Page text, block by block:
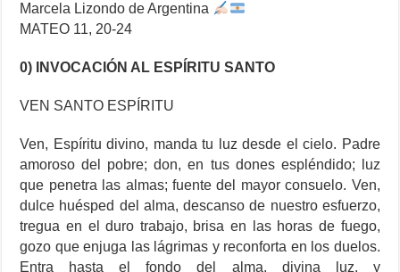
Marcela Lizondo de Argentina
MATEO 11, 20-24
0) INVOCACIÓN AL ESPÍRITU SANTO
VEN SANTO ESPÍRITU
Ven, Espíritu divino, manda tu luz desde el cielo. Padre
amoroso del pobre; don, en tus dones espléndido; luz
que penetra las almas; fuente del mayor consuelo. Ven,
dulce huésped del alma, descanso de nuestro esfuerzo,
tregua en el duro trabajo, brisa en las horas de fuego,
gozo que enjuga las lágrimas y reconforta en los duelos.
Entra hasta el fondo del alma, divina luz, y